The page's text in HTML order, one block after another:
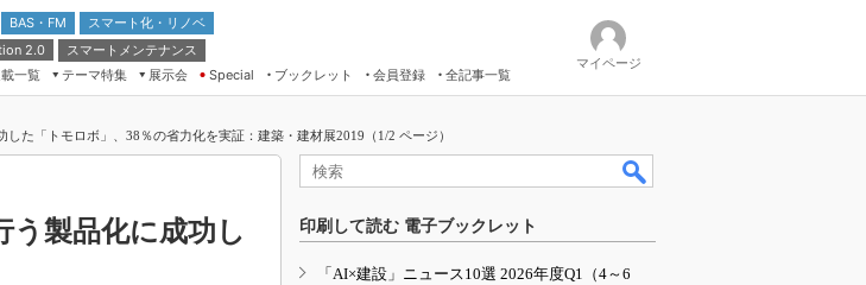
BAS・FM
スマート化・リノベ
2.0
スマートメンテナンス
一覧
テーマ特集
ゲー
イ
展示会
測量展
の先端技術展－
Special ブックレット 会員登録 全記事一覧
マイページ
た「トモロボ」、38％の省力化を実証：建築・建材展2019（1/2 ページ）
う製品化に成功し
印刷して読む 電子ブックレット
「AI×建設」ニュース10選 2026年度Q1（4～6